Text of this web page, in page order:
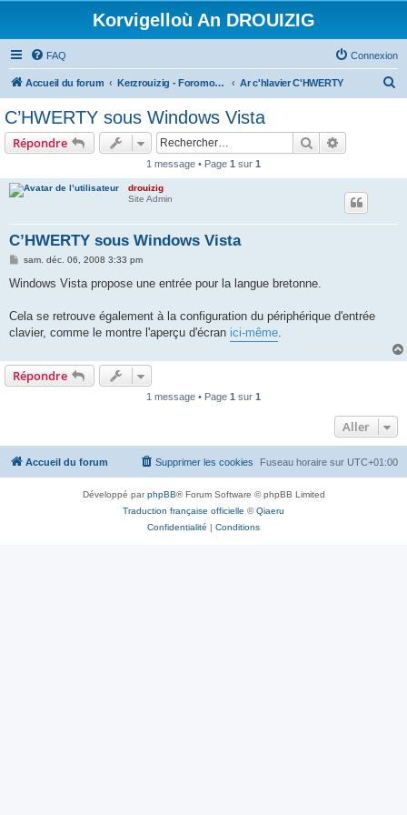
Korvigelloù An DROUIZIG
FAQ Connexion
Accueil du forum Kerzrouizig - Foromoù An Drouizig Ar c'hlavier C'HWERTY
C’HWERTY sous Windows Vista
Répondre Rechercher
1 message • Page 1 sur 1
drouizig
Site Admin
C’HWERTY sous Windows Vista
M
s
g
sam. déc. 06, 2008 3:33 pm
Windows Vista propose une entrée pour la langue bretonne.
Cela se retrouve également à la configuration du périphérique d'entrée
clavier, comme le montre l'aperçu d'écran ici-même.
Répondre
1 message • Page 1 sur 1
Aller
Accueil du forum Fuseau horaire sur UTC+01:00
Supprimer les cookies
Développé parphpBB® Forum Software © phpBB Limited
Traduction française officielle ©Qiaeru
Confidentialité | Conditions